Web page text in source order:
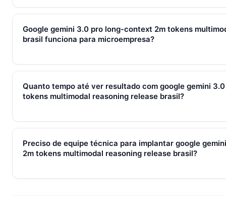
Em 2026, google gemini 3.0 pro long-context 2m tokens
brasil representa o conjunto de processos, ferramentas e
de leads, qualificação, fechamento e pós-venda em um fluxo
Google gemini 3.0 pro long-context 2m tokens
brasil funciona para microempresa?
Sim — e quanto antes melhor. Implantar google gemini 3.0
multimodal reasoning release brasil com 2–3 pessoas custa
com 30. O SocialHub começa em R$ 197/mês com 7 dias
Quanto tempo até ver resultado com google gemini
tokens multimodal reasoning release brasil?
Métricas de processo (tempo de resposta, follow-up)
receita aparecem entre 30 e 90 dias, conforme ciclo de
Preciso de equipe técnica para implantar google
2m tokens multimodal reasoning release brasil?